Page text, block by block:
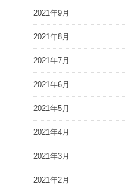
2021年9月
2021年8月
2021年7月
2021年6月
2021年5月
2021年4月
2021年3月
2021年2月